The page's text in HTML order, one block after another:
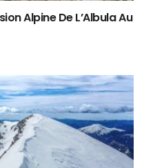
Alpine De L’Albula Au